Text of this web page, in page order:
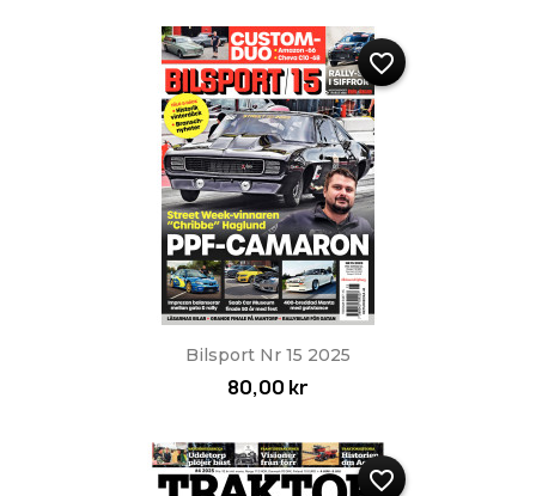
Bilsport Nr 15 2025
80,00 kr
favorite_border
favorite_border